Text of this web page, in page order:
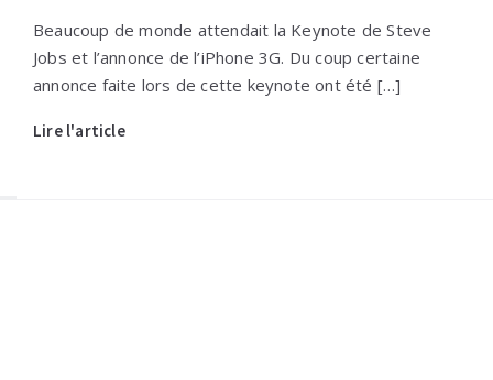
Beaucoup de monde attendait la Keynote de Steve
Jobs et l’annonce de l’iPhone 3G. Du coup certaine
annonce faite lors de cette keynote ont été […]
Lire l'article